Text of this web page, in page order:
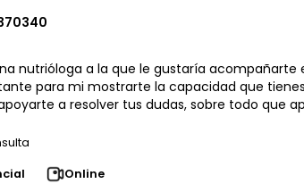
nutrióloga a la que le gustaría
para mi mostrarte la capacidad que
a resolver tus dudas, sobre todo que
Online